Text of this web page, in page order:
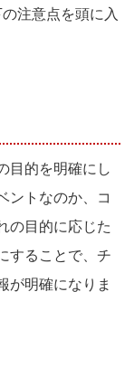
注意点を頭に入
目的を明確にし
ントなのか、コ
の目的に応じた
することで、チ
が明確になりま